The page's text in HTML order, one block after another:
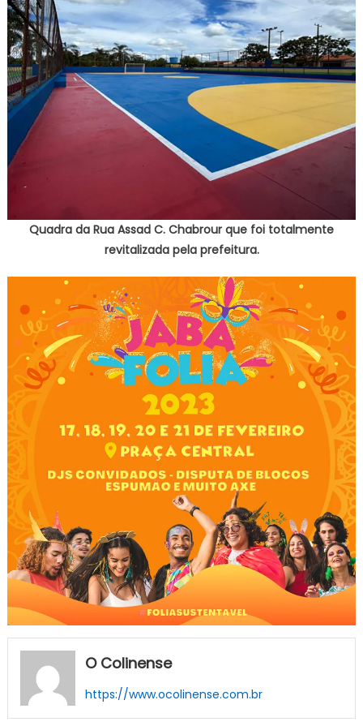
Quadra da Rua Assad C. Chabrour que foi totalmente
revitalizada pela prefeitura.
O Colinense
https://www.ocolinense.com.br